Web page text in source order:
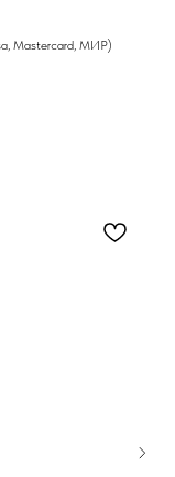
Mastercard, МИР)